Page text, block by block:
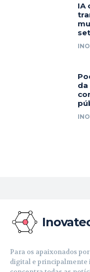
IA
da
Para os apaixonados
digital e principalmente